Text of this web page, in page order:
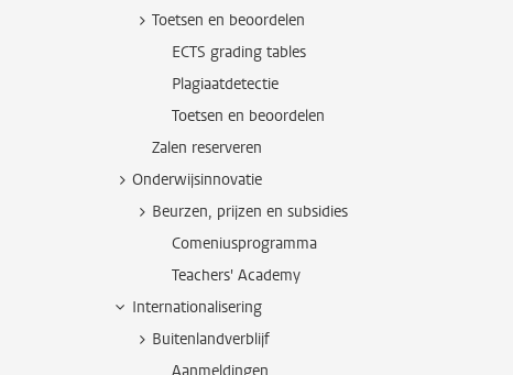
Toetsen en beoordelen
ECTS grading tables
Plagiaatdetectie
Toetsen en beoordelen
Zalen reserveren
Onderwijsinnovatie
Beurzen, prijzen en subsidies
Comeniusprogramma
Teachers' Academy
Internationalisering
Buitenlandverblijf